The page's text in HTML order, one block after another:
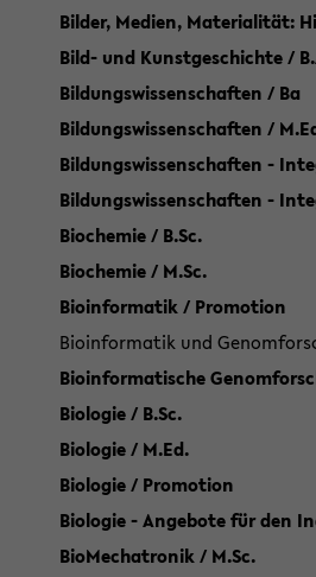
Bilder, Medien, Materialität:
Bild- und Kunstgeschichte /
Bildungswissenschaften / Ba
Bildungswissenschaften /
Bildungswissenschaften -
Bildungswissenschaften -
Biochemie / B.Sc.
Biochemie / M.Sc.
Bioinformatik / Promotion
Bioinformatik und
Bioinformatische
Biologie / B.Sc.
Biologie / M.Ed.
Biologie / Promotion
Biologie - Angebote für den
BioMechatronik / M.Sc.